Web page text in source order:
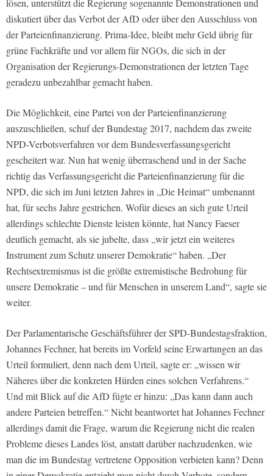
lösen, unterstützt die Regierung sogenannte Demonstrationen und
diskutiert über das Verbot der AfD oder über den Ausschluss von
der Parteienfinanzierung. Prima-Idee, bleibt mehr Geld übrig für
grüne Fachkräfte und vor allem für NGOs, die sich in der
Organisation der Regierungs-Demonstrationen der letzten Tage
geradezu unbezahlbar gemacht haben.
Die Möglichkeit, eine Partei von der Parteienfinanzierung
auszuschließen, schuf der Bundestag 2017, nachdem das zweite
NPD-Verbotsverfahren vor dem Bundesverfassungsgericht
gescheitert war. Nun hat wenig überraschend und in der Sache
richtig das Verfassungsgericht die Parteienfinanzierung für die
NPD, die sich im Juni letzten Jahres in „Die Heimat“ umbenannt
hat, für sechs Jahre gestrichen. Wofür dieses an sich gute Urteil
allerdings schlechte Dienste leisten könnte, hat Nancy Faeser
deutlich gemacht, als sie jubelte, dass „wir jetzt ein weiteres
Instrument zum Schutz unserer Demokratie“ haben. „Der
Rechtsextremismus ist die größte extremistische Bedrohung für
unsere Demokratie – und für Menschen in unserem Land“, sagte sie
weiter.
Der Parlamentarische Geschäftsführer der SPD-Bundestagsfraktion,
Johannes Fechner, hat bereits im Vorfeld seine Erwartungen an das
Urteil formuliert, denn nach dem Urteil, sagte er: „wissen wir
Näheres über die konkreten Hürden eines solchen Verfahrens.“
Und mit Blick auf die AfD fügte er hinzu: „Das kann dann auch
andere Parteien betreffen.“ Nicht beantwortet hat Johannes Fechner
allerdings damit die Frage, warum die Regierung nicht die realen
Probleme dieses Landes löst, anstatt darüber nachzudenken, wie
man die im Bundestag vertretene Opposition verbieten kann? Denn